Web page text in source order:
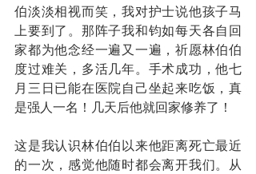
伯淡淡相视而笑，我对护士说他孩子马
上要到了。那阵子我和钧如每天各自回
家都为他念经一遍又一遍，祈愿林伯伯
度过难关，多活几年。手术成功，他七
月三日已能在医院自己坐起来吃饭，真
是强人一名！几天后他就回家修养了！
这是我认识林伯伯以来他距离死亡最近
的一次，感觉他随时都会离开我们。从